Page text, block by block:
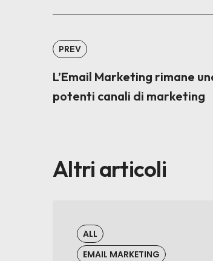
PREV
L’Email Marketing rimane
potenti canali di marketing
Altri articoli
ALL
EMAIL MARKETING